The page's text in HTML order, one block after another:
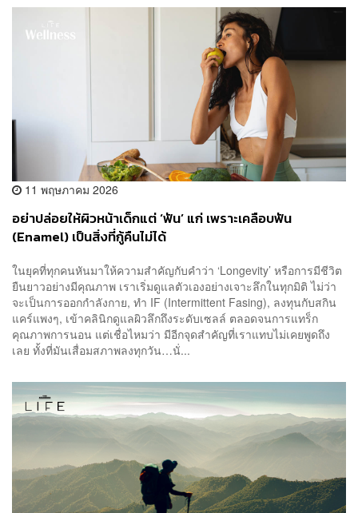
11 พฤษภาคม 2026
อย่าปล่อยให้ผิวหน้าเด็กแต่ ‘ฟัน’ แก่ เพราะเคลือบฟัน
(Enamel) เป็นสิ่งที่กู้คืนไม่ได้
ในยุคที่ทุกคนหันมาให้ความสำคัญกับคำว่า ‘Longevity’ หรือการมีชีวิต
ยืนยาวอย่างมีคุณภาพ เราเริ่มดูแลตัวเองอย่างเจาะลึกในทุกมิติ ไม่ว่า
จะเป็นการออกกำลังกาย, ทำ IF (Intermittent Fasing), ลงทุนกับสกิน
แคร์แพงๆ, เข้าคลินิกดูแลผิวลึกถึงระดับเซลล์ ตลอดจนการแทร็ก
คุณภาพการนอน แต่เชื่อไหมว่า มีอีกจุดสำคัญที่เราแทบไม่เคยพูดถึง
เลย ทั้งที่มันเสื่อมสภาพลงทุกวัน…นั่...